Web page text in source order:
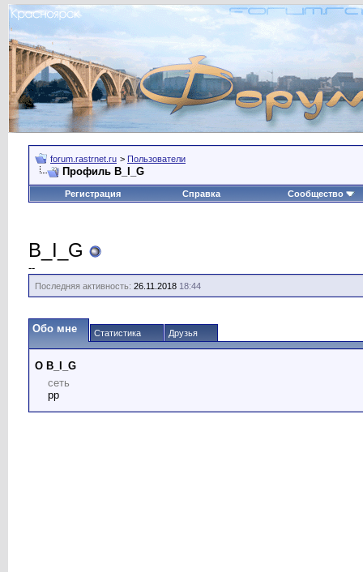
forum.rastrnet.ru > Пользователи
Профиль B_I_G
Регистрация Справка Сообщество
B_I_G
--
Последняя активность: 26.11.2018 18:44
Обо мне Статистика Друзья
О B_I_G
сеть
рр